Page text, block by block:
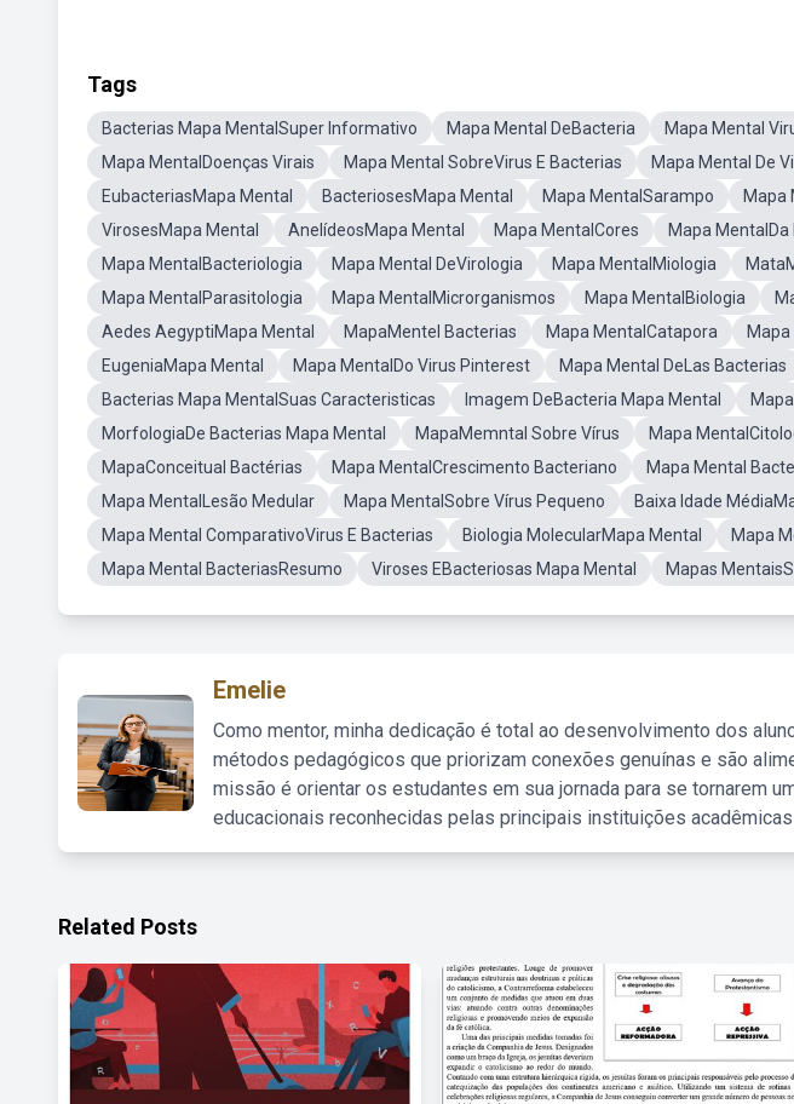
Tags
Bacterias Mapa MentalSuper Informativo Mapa Mental DeBacteria
Mapa Mental
Mapa MentalDoenças Virais
Mapa Mental SobreVirus E Bacterias Mapa Mental De
EubacteriasMapa Mental
BacteriosesMapa Mental Mapa MentalSarampo
Mapa
VirosesMapa Mental
AnelídeosMapa Mental Mapa MentalCores Mapa MentalDa
Mapa MentalBacteriologia
Mapa Mental DeVirologia Mapa MentalMiologia
Mapa MentalParasitologia
Mapa MentalMicrorganismos Mapa MentalBiologia
Aedes AegyptiMapa Mental
MapaMentel Bacterias Mapa MentalCatapora
EugeniaMapa Mental
Mapa MentalDo Virus Pinterest
Mapa Mental DeLas Bacterias
Bacterias Mapa MentalSuas Caracteristicas
Imagem DeBacteria Mapa Mental
MorfologiaDe Bacterias Mapa Mental
MapaMemntal Sobre Vírus
Mapa
MapaConceitual Bactérias
Mapa MentalCrescimento Bacteriano
Mapa Mental
Mapa MentalLesão Medular
Mapa MentalSobre Vírus Pequeno
Baixa Idade
Mapa Mental ComparativoVirus E Bacterias
Biologia MolecularMapa Mental
Mapa
Mapa Mental BacteriasResumo
Viroses EBacteriosas Mapa Mental Mapas
Emelie
Como mentor, minha dedicação é total ao desenvolvimento dos
métodos pedagógicos que priorizam conexões genuínas e são
missão é orientar os estudantes em sua jornada para se tornarem
educacionais reconhecidas pelas principais instituições acadêmicas
Related Posts